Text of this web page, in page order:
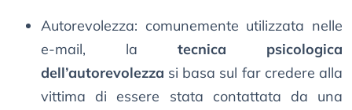
Autorevolezza: comunemente utilizzata nelle
e-mail, la tecnica psicologica
dell’autorevolezza si basa sul far credere alla
vittima di essere stata contattata da una